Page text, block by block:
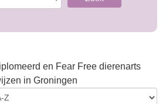
en Fear Free dierenarts
in Groningen